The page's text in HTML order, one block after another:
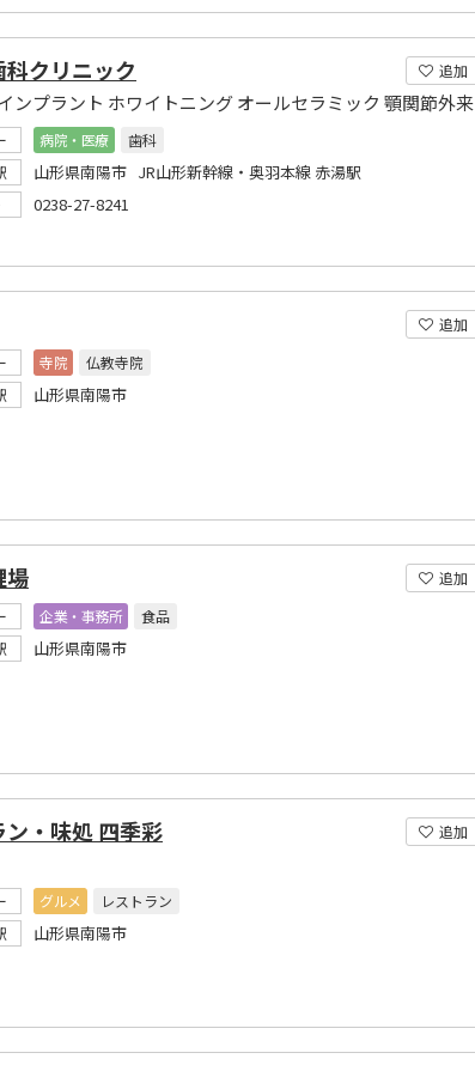
追加
科クリニック
ンプラント ホワイトニング オールセラミック 顎関節外来
病院・医療
歯科
山形県南陽市 JR山形新幹線・奥羽本線 赤湯駅
0238-27-8241
追加
寺院
仏教寺院
山形県南陽市
追加
場
企業・事務所
食品
山形県南陽市
追加
ン・味処 四季彩
グルメ
レストラン
山形県南陽市